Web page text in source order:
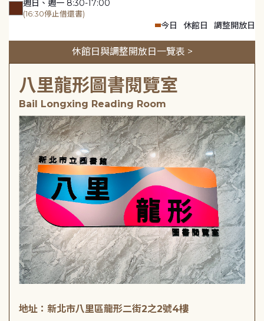
週日、週一 8:30-17:00
(16:30停止借還書)
今日 休館日 調整開放日
休館日與調整開放日一覽表 >
八里龍形圖書閱覽室
Bail Longxing Reading Room
地址：新北市八里區龍形二街2之2號4樓